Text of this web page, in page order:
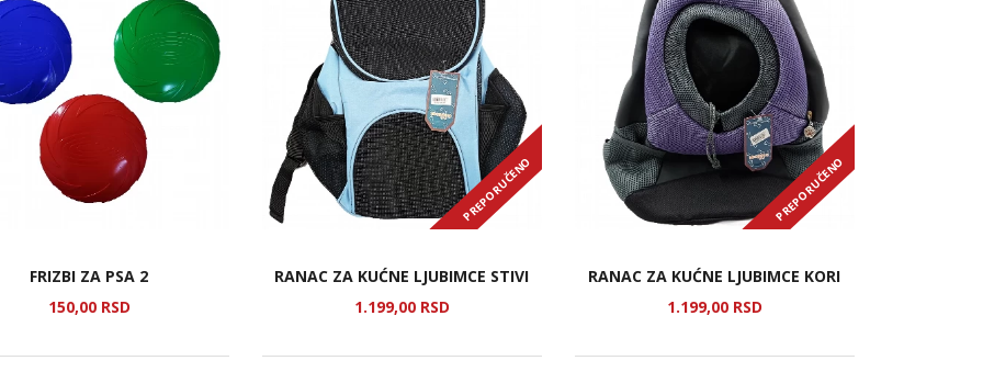
FRIZBI ZA PSA 2
150,00 RSD
PREPORUČENO
RANAC ZA KUĆNE LJUBIMCE STIVI
1.199,00 RSD
PREPORUČENO
RANAC ZA KUĆNE LJUBIMCE KORI
1.199,00 RSD